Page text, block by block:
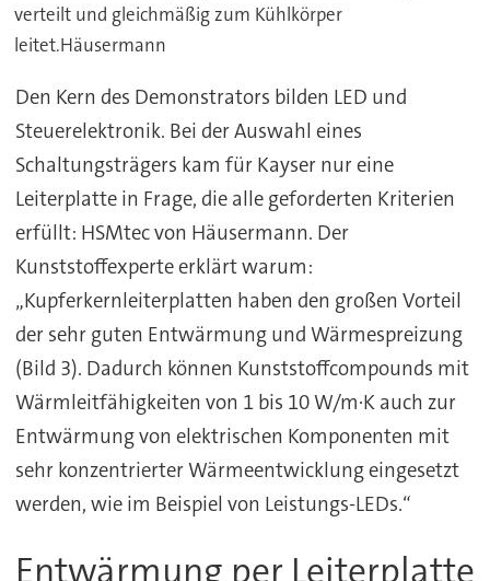
verteilt und gleichmäßig zum Kühlkörper
leitet.Häusermann
Den Kern des Demonstrators bilden LED und
Steuerelektronik. Bei der Auswahl eines
Schaltungsträgers kam für Kayser nur eine
Leiterplatte in Frage, die alle geforderten Kriterien
erfüllt: HSMtec von Häusermann. Der
Kunststoffexperte erklärt warum:
„Kupferkernleiterplatten haben den großen Vorteil
der sehr guten Entwärmung und Wärmespreizung
(Bild 3). Dadurch können Kunststoffcompounds mit
Wärmleitfähigkeiten von 1 bis 10 W/m·K auch zur
Entwärmung von elektrischen Komponenten mit
sehr konzentrierter Wärmeentwicklung eingesetzt
werden, wie im Beispiel von Leistungs-LEDs.“